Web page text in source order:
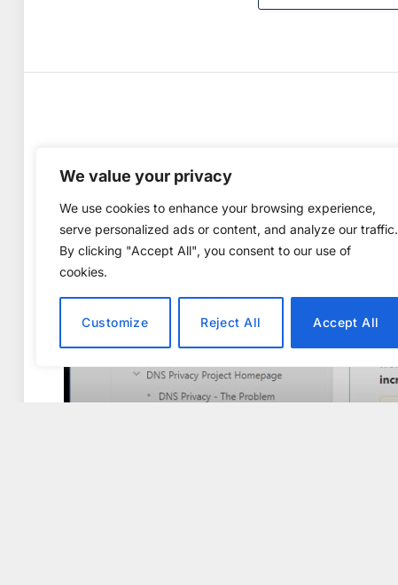
We value your privacy
We use cookies to enhance your browsing experience,
serve personalized ads or content, and analyze our traffic.
By clicking "Accept All", you consent to our use of
cookies.
Customize Reject All Accept All